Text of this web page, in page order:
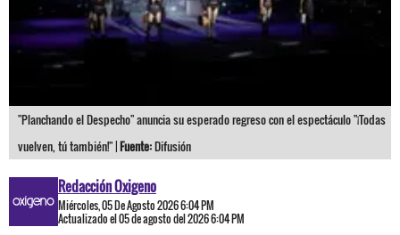
"Planchando el Despecho" anuncia su esperado regreso con el espectáculo "¡Todas
vuelven, tú también!" |Fuente:Difusión
Redacción Oxigeno
Miércoles, 05 De Agosto 2026 6:04 PM
Actualizado el 05 de agosto del 2026 6:04 PM